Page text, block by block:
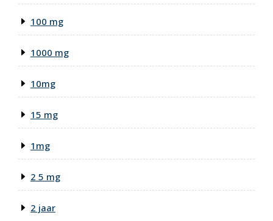
100 mg
1000 mg
10mg
15 mg
1mg
2 5 mg
2 jaar